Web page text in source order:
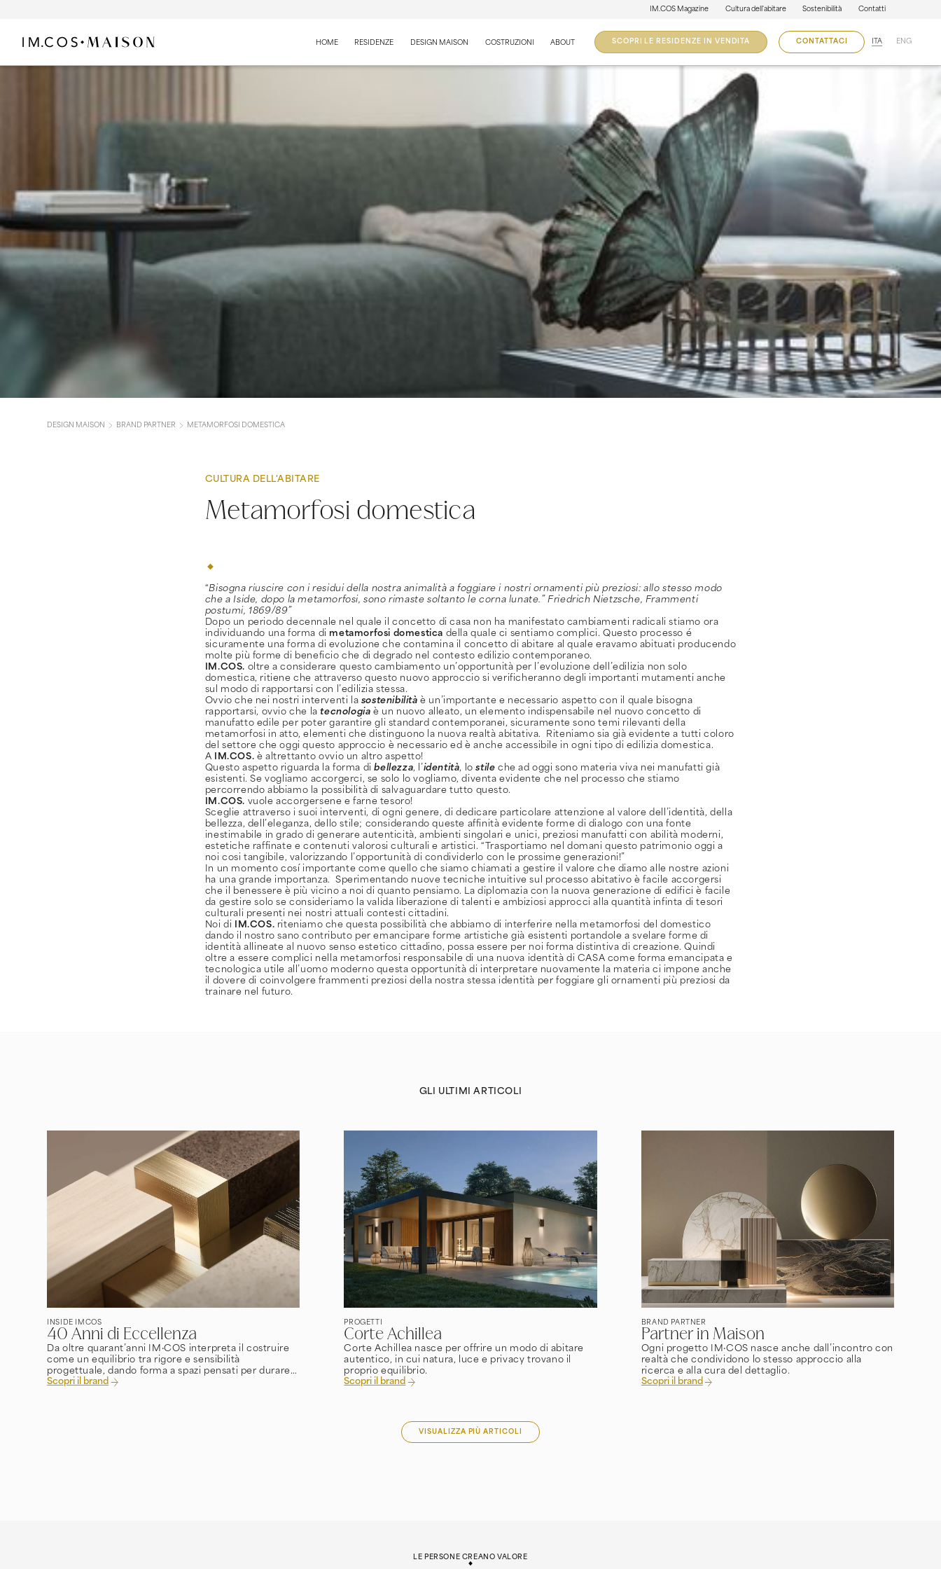
IM.COS Magazine Cultura dell'abitare Sostenibilità Contatti
HOME RESIDENZE DESIGN MAISON COSTRUZIONI ABOUT SCOPRI LE RESIDENZE IN VENDITA CONTATTACI ITA ENG
DESIGN MAISON BRAND PARTNER METAMORFOSI DOMESTICA
CULTURA DELL'ABITARE
Metamorfosi domestica
“Bisogna riuscire con i residui della nostra animalità a foggiare i nostri ornamenti più preziosi: allo stesso modo
che a Iside, dopo la metamorfosi, sono rimaste soltanto le corna lunate.”
Friedrich Nietzsche, Frammenti
postumi, 1869/89”
Dopo un periodo decennale nel quale il concetto di casa non ha manifestato cambiamenti radicali stiamo ora
individuando una forma di metamorfosi domestica della quale ci sentiamo complici. Questo processo é
sicuramente una forma di evoluzione che contamina il concetto di abitare al quale eravamo abituati producendo
molte più forme di beneficio che di degrado nel contesto edilizio contemporaneo.
IM.COS. oltre a considerare questo cambiamento un’opportunità per l’evoluzione dell’edilizia non solo
domestica, ritiene che attraverso questo nuovo approccio si verificheranno degli importanti mutamenti anche
sul modo di rapportarsi con l’edilizia stessa.
Ovvio che nei nostri interventi la sostenibilità è un’importante e necessario aspetto con il quale bisogna
rapportarsi, ovvio che latecnologia è un nuovo alleato, un elemento indispensabile nel nuovo concetto di
manufatto edile per poter garantire gli standard contemporanei, sicuramente sono temi rilevanti della
metamorfosi in atto, elementi che distinguono la nuova realtà abitativa. Riteniamo sia già evidente a tutti coloro
del settore che oggi questo approccio è necessario ed è anche accessibile in ogni tipo di edilizia domestica.
A
IM.COS. è altrettanto ovvio un altro aspetto!
Questo aspetto riguarda la forma dibellezza, l’ identità, lostileche ad oggi sono materia viva nei manufatti già
esistenti. Se vogliamo accorgerci, se solo lo vogliamo, diventa evidente che nel processo che stiamo
percorrendo abbiamo la possibilità di salvaguardare tutto questo.
IM.COS. vuole accorgersene e farne tesoro!
Sceglie attraverso i suoi interventi, di ogni genere, di dedicare particolare attenzione al valore dell’identità, della
bellezza, dell’eleganza, dello stile; considerando queste affinità evidente forme di dialogo con una fonte
inestimabile in grado di generare autenticità, ambienti singolari e unici, preziosi manufatti con abilità moderni,
estetiche raffinate e contenuti valorosi culturali e artistici. “Trasportiamo nel domani questo patrimonio oggi a
noi cosi tangibile, valorizzando l’opportunità di condividerlo con le prossime generazioni!”
In un momento cosí importante come quello che siamo chiamati a gestire il valore che diamo alle nostre azioni
ha una grande importanza. Sperimentando nuove tecniche intuitive sul processo abitativo è facile accorgersi
che il benessere è più vicino a noi di quanto pensiamo. La diplomazia con la nuova generazione di edifici è facile
da gestire solo se consideriamo la valida liberazione di talenti e ambiziosi approcci alla quantità infinta di tesori
culturali presenti nei nostri attuali contesti cittadini.
Noi di
IM.COS. riteniamo che questa possibilità che abbiamo di interferire nella metamorfosi del domestico
dando il nostro sano contributo per emancipare forme artistiche già esistenti portandole a svelare forme di
identità allineate al nuovo senso estetico cittadino, possa essere per noi forma distintiva di creazione. Quindi
oltre a essere complici nella metamorfosi responsabile di una nuova identità di CASA come forma emancipata e
tecnologica utile all’uomo moderno questa opportunità di interpretare nuovamente la materia ci impone anche
il dovere di coinvolgere frammenti preziosi della nostra stessa identità per foggiare gli ornamenti più preziosi da
trainare nel futuro.
GLI ULTIMI ARTICOLI
INSIDE IMCOS
40 Anni di Eccellenza
Da oltre quarant’anni IM·COS interpreta il costruire
come un equilibrio tra rigore e sensibilità
progettuale, dando forma a spazi pensati per durare
nel tempo.
Scopri il brand
PROGETTI
Corte Achillea
Corte Achillea nasce per offrire un modo di abitare
autentico, in cui natura, luce e privacy trovano il
proprio equilibrio.
Scopri il brand
BRAND PARTNER
Partner in Maison
Ogni progetto IM·COS nasce anche dall’incontro con
realtà che condividono lo stesso approccio alla
ricerca e alla cura del dettaglio.
Scopri il brand
VISUALIZZA PIÙ ARTICOLI
LE PERSONE CREANO VALORE